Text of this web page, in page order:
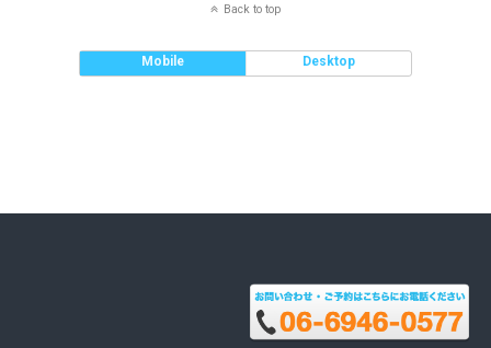
Back to top
Mobile Desktop